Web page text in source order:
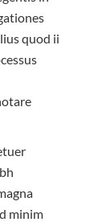
quod ii
minim